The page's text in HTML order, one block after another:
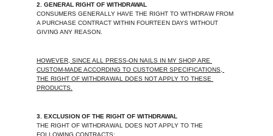
2. GENERAL RIGHT OF WITHDRAWAL
CONSUMERS GENERALLY HAVE THE RIGHT TO WITHDRAW FROM
A PURCHASE CONTRACT WITHIN FOURTEEN DAYS WITHOUT
GIVING ANY REASON.
HOWEVER, SINCE ALL PRESS-ON NAILS IN MY SHOP ARE
CUSTOM-MADE ACCORDING TO CUSTOMER SPECIFICATIONS,
THE RIGHT OF WITHDRAWAL DOES NOT APPLY TO THESE
PRODUCTS.
3. EXCLUSION OF THE RIGHT OF WITHDRAWAL
THE RIGHT OF WITHDRAWAL DOES NOT APPLY TO THE
FOLLOWING CONTRACTS: